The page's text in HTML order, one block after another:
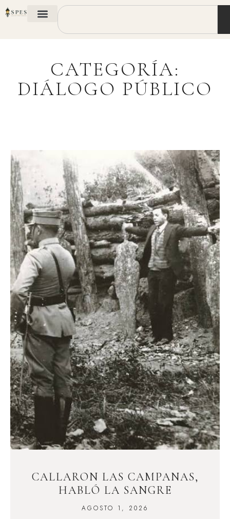
CATEGORÍA:
DIÁLOGO PÚBLICO
CALLARON LAS CAMPANAS,
HABLÓ LA SANGRE
AGOSTO 1, 2026